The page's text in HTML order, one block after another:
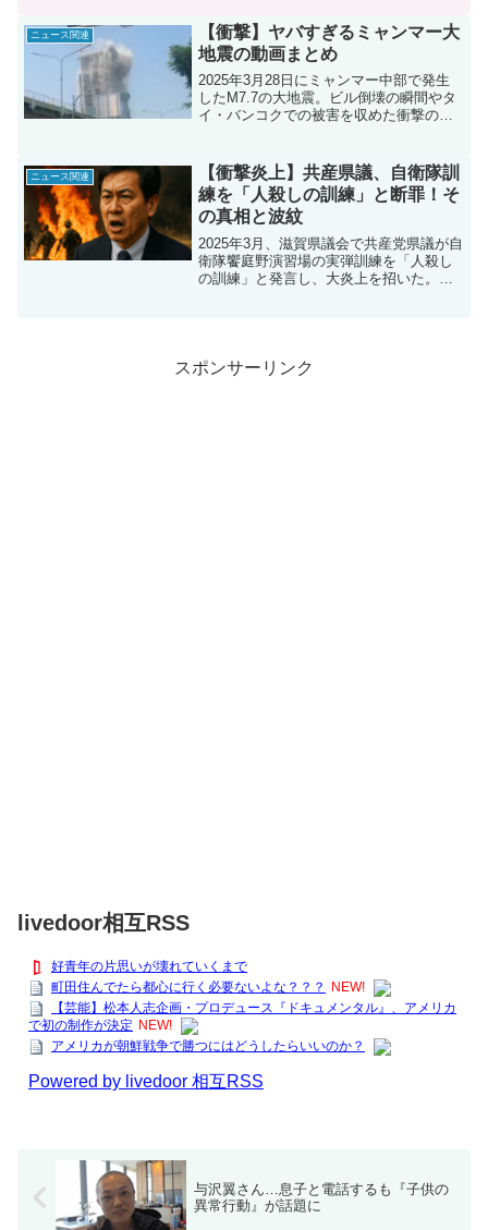
方針が打ち出された。記事では、詳細な
新方針の内容、背景、そして社員の生の
声と業界全体に与える影響を、表や箇条
書きによって分かりやすく解説する。今
後のIT業界の働き方トレンドを徹底分析
し、今見逃せないポイントを余すところ
ニュース関連
【衝撃】ヤバすぎるミャンマー大
地震の動画まとめ
2025年3月28日にミャンマー中部で発生
したM7.7の大地震。ビル倒壊の瞬間やタ
イ・バンコクでの被害を収めた衝撃の動
で詳しく解説。災害の全貌を知りたい方
は必見です！
ニュース関連
【衝撃炎上】共産県議、自衛隊訓
練を「人殺しの訓練」と断罪！そ
の真相と波紋
2025年3月、滋賀県議会で共産党県議が自
衛隊饗庭野演習場の実弾訓練を「人殺し
の訓練」と発言し、大炎上を招いた。自
スポンサーリンク
livedoor相互RSS
好青年の片思いが壊れていくまで
町田住んでたら都心に行く必要ないよな？？？
NEW!
【芸能】松本人志企画・プロデュース『ドキュメンタル』、アメリカ
で初の制作が決定 NEW!
アメリカが朝鮮戦争で勝つにはどうしたらいいのか？
Powered by livedoor 相互RSS
与沢翼さん…息子と電話するも『子供の
異常行動』が話題に